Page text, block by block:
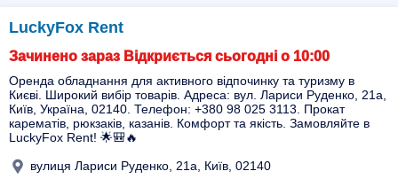
LuckyFox Rent
Зачинено зараз Відкриється сьогодні о 10:00
Оренда обладнання для активного відпочинку та туризму в
Києві. Широкий вибір товарів. Адреса: вул. Лариси Руденко, 21а,
Київ, Україна, 02140. Телефон: +380 98 025 3113. Прокат
карематів, рюкзаків, казанів. Комфорт та якість. Замовляйте в
LuckyFox Rent! 🌟🎒🔥
вулиця Лариси Руденко, 21а, Київ, 02140